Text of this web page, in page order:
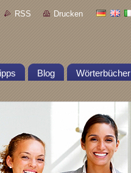
RSS Drucken
Blog Wörterbücher